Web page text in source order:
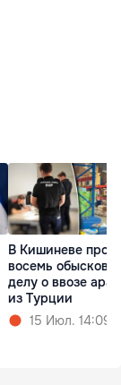
В Кишиневе
восемь обысков
делу о ввозе
из Турции
15 Июл. 14:09